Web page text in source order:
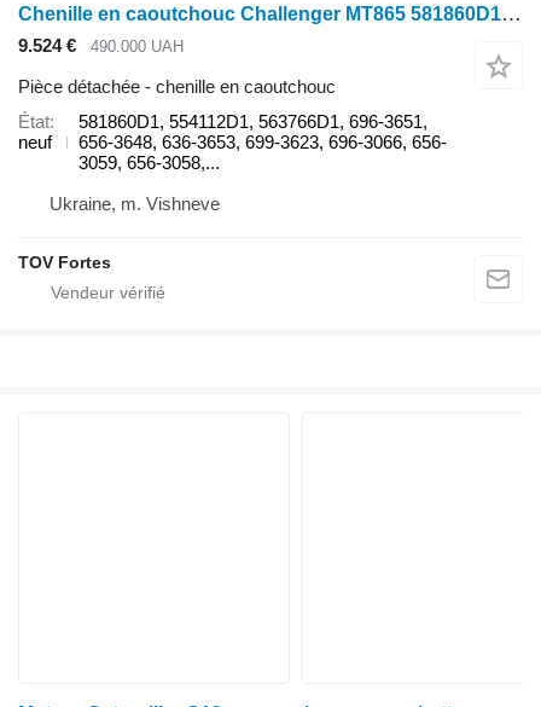
Chenille en caoutchouc Challenger MT865 581860D1 pour tracteur à chenilles Caterpillar MT 865
9.524 € 490.000 UAH
Pièce détachée - chenille en caoutchouc
État
neuf
581860D1, 554112D1, 563766D1, 696-3651,
656-3648, 636-3653, 699-3623, 696-3066, 656-
3059, 656-3058,...
Ukraine, m. Vishneve
TOV Fortes